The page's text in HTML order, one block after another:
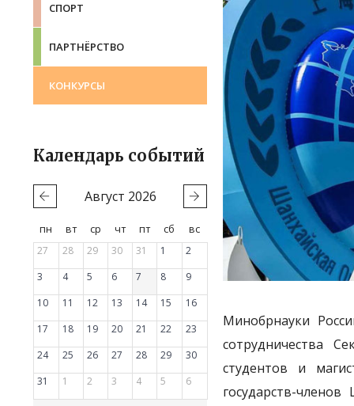
СПОРТ
ПАРТНЁРСТВО
КОНКУРСЫ
Календарь событий
Август 2026
пн вт ср чт пт сб
вс
27
28 29 30 31 1
2
3
4 5 6 7 8
9
10
11 12 13 14 15
16
17
18 19 20 21 22
23
24
25 26 27 28 29
30
31
1 2 3 4 5 6
Минобрнауки
сотрудничества
студентов и
государств-